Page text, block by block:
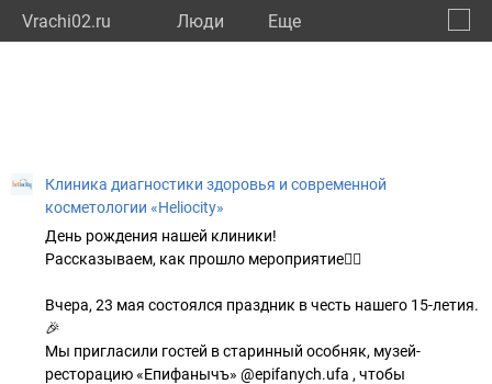
Vrachi02.ru Люди Eще
Клиника диагностики здоровья и современной
косметологии «Heliocity»
День рождения нашей клиники!
Рассказываем, как прошло мероприятие👇🏼
Вчера, 23 мая состоялся праздник в честь нашего 15-летия.
🎉
Мы пригласили гостей в старинный особняк, музей-
ресторацию «Епифанычъ» @epifanych.ufa , чтобы